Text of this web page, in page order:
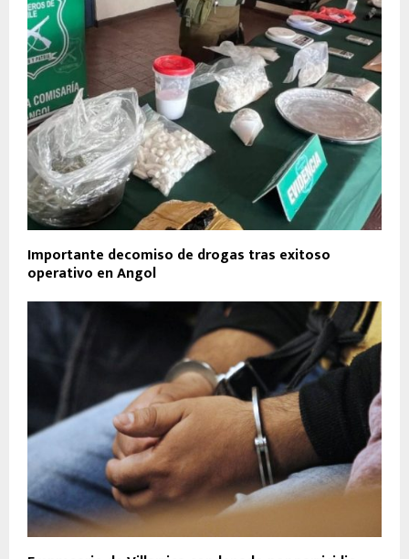
Importante decomiso de drogas tras exitoso
operativo en Angol